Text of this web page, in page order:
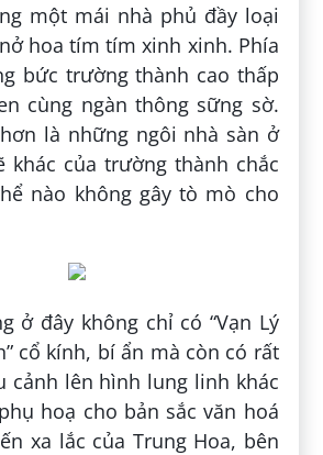
một mái nhà phủ đầy loại
hoa tím tím xinh xinh. Phía
bức trường thành cao thấp
cùng ngàn thông sững sờ.
là những ngôi nhà sàn ở
khác của trường thành chắc
nào không gây tò mò cho
ở đây không chỉ có “Vạn Lý
cổ kính, bí ẩn mà còn có rất
cảnh lên hình lung linh khác
hoạ cho bản sắc văn hoá
xa lắc của Trung Hoa, bên